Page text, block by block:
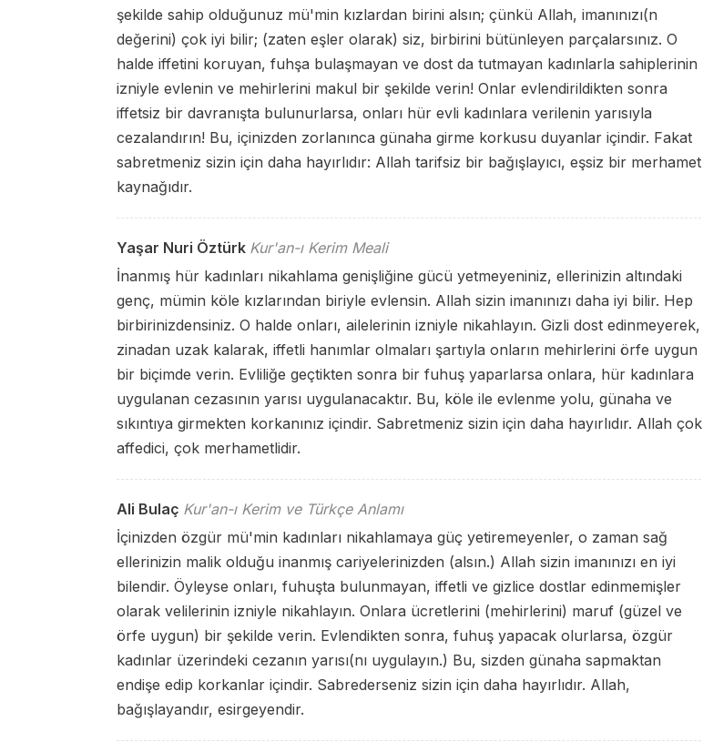
şekilde sahip olduğunuz mü'min kızlardan birini alsın; çünkü Allah, imanınızı(n
değerini) çok iyi bilir; (zaten eşler olarak) siz, birbirini bütünleyen parçalarsınız. O
halde iffetini koruyan, fuhşa bulaşmayan ve dost da tutmayan kadınlarla sahiplerinin
izniyle evlenin ve mehirlerini makul bir şekilde verin! Onlar evlendirildikten sonra
iffetsiz bir davranışta bulunurlarsa, onları hür evli kadınlara verilenin yarısıyla
cezalandırın! Bu, içinizden zorlanınca günaha girme korkusu duyanlar içindir. Fakat
sabretmeniz sizin için daha hayırlıdır: Allah tarifsiz bir bağışlayıcı, eşsiz bir merhamet
kaynağıdır.
Yaşar Nuri Öztürk Kur'an-ı Kerim Meali
İnanmış hür kadınları nikahlama genişliğine gücü yetmeyeniniz, ellerinizin altındaki
genç, mümin köle kızlarından biriyle evlensin. Allah sizin imanınızı daha iyi bilir. Hep
birbirinizdensiniz. O halde onları, ailelerinin izniyle nikahlayın. Gizli dost edinmeyerek,
zinadan uzak kalarak, iffetli hanımlar olmaları şartıyla onların mehirlerini örfe uygun
bir biçimde verin. Evliliğe geçtikten sonra bir fuhuş yaparlarsa onlara, hür kadınlara
uygulanan cezasının yarısı uygulanacaktır. Bu, köle ile evlenme yolu, günaha ve
sıkıntıya girmekten korkanınız içindir. Sabretmeniz sizin için daha hayırlıdır. Allah çok
affedici, çok merhametlidir.
Ali Bulaç Kur'an-ı Kerim ve Türkçe Anlamı
İçinizden özgür mü'min kadınları nikahlamaya güç yetiremeyenler, o zaman sağ
ellerinizin malik olduğu inanmış cariyelerinizden (alsın.) Allah sizin imanınızı en iyi
bilendir. Öyleyse onları, fuhuşta bulunmayan, iffetli ve gizlice dostlar edinmemişler
olarak velilerinin izniyle nikahlayın. Onlara ücretlerini (mehirlerini) maruf (güzel ve
örfe uygun) bir şekilde verin. Evlendikten sonra, fuhuş yapacak olurlarsa, özgür
kadınlar üzerindeki cezanın yarısı(nı uygulayın.) Bu, sizden günaha sapmaktan
endişe edip korkanlar içindir. Sabrederseniz sizin için daha hayırlıdır. Allah,
bağışlayandır, esirgeyendir.